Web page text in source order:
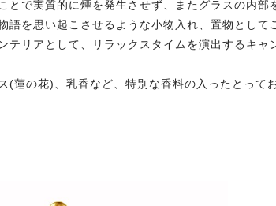
とで実質的に煙を発生させず、またグラスの内部
語を思い起こさせるような小物入れ、置物として
テリアとして、リラックスタイムを演出するキャ
(蓮の花)、乳香など、特別な香料の入ったとっ